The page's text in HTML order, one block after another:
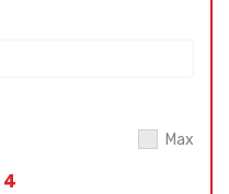
Max
4